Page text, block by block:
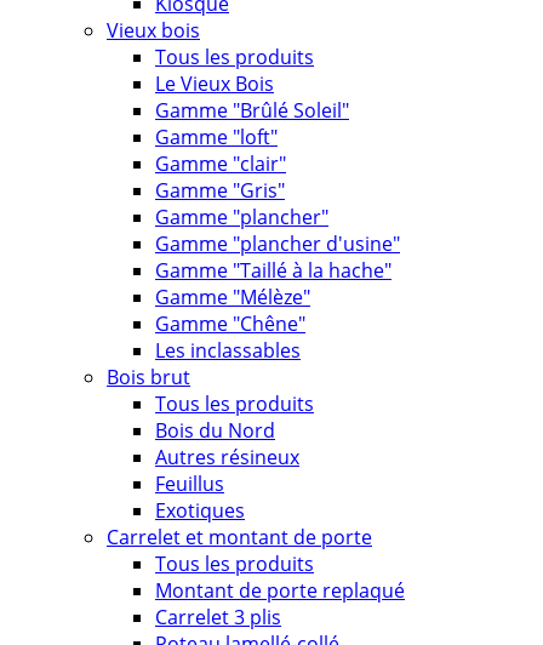
Vieux bois
Tous les produits
Le Vieux Bois
Gamme "Brûlé Soleil"
Gamme "loft"
Gamme "clair"
Gamme "Gris"
Gamme "plancher"
Gamme "plancher d'usine"
Gamme "Taillé à la hache"
Gamme "Mélèze"
Gamme "Chêne"
Les inclassables
Bois brut
Tous les produits
Bois du Nord
Autres résineux
Feuillus
Exotiques
Carrelet et montant de porte
Tous les produits
Montant de porte replaqué
Carrelet 3 plis